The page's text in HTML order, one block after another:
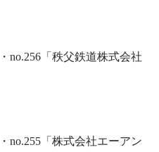
no.256「秩父鉄道株式会社
no.255「株式会社エーアン